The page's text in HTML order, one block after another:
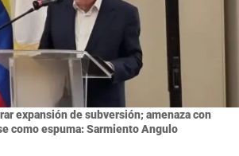
expansión de subversión; amenaza con
como espuma: Sarmiento Angulo